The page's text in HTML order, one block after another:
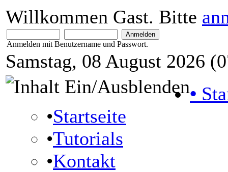
Willkommen Gast. Bitte
Anmelden mit Benutzername und Passwort.
Samstag, 08 August 2026
•
•Startseite
•Tutorials
•Kontakt